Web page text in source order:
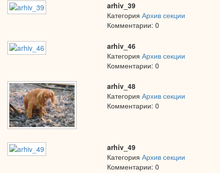
arhiv_39
Категория Архив секции
Комментарии: 0
arhiv_46
Категория Архив секции
Комментарии: 0
arhiv_48
Категория Архив секции
Комментарии: 0
arhiv_49
Категория Архив секции
Комментарии: 0